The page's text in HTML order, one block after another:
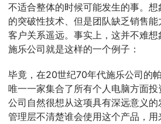
不适合整体的时候可能发生的事。
的突破性技术、但是团队缺乏销售
客户关系遥远。事实上，这并不难想
施乐公司就是这样的一个例子：
毕竟，在20世纪70年代施乐公司的
唯一一家集合了所有个人电脑方面
公司自然很想从这项具有深远意义
管理层不清楚谁会使用这个产品，